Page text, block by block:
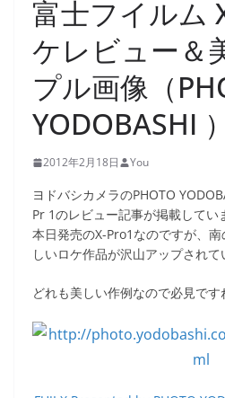
富士フイルム
ケレビュー＆
プル画像（
YODOBASHI ）
2012年2月18日 You
ヨドバシカメラのPHOTO
Pr 1のレビュー記事が掲載してい
本日発売のX-Pro1なのですが、
しいロケ作品が沢山アップされて
どれも美しい作例なので必見です